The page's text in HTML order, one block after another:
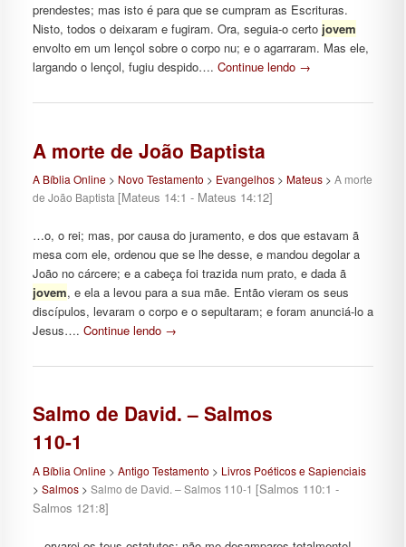
prendestes; mas isto é para que se cumpram as Escrituras.
Nisto, todos o deixaram e fugiram. Ora, seguia-o certo jovem
envolto em um lençol sobre o corpo nu; e o agarraram. Mas ele,
largando o lençol, fugiu despido…. Continue lendo →
A morte de João Baptista
A Bíblia Online> Novo Testamento > Evangelhos> Mateus> A morte
de João Baptista [Mateus 14:1 - Mateus 14:12]
…o, o rei; mas, por causa do juramento, e dos que estavam ã
mesa com ele, ordenou que se lhe desse, e mandou degolar a
João no cárcere; e a cabeça foi trazida num prato, e dada ã
jovem, e ela a levou para a sua mãe. Então vieram os seus
discípulos, levaram o corpo e o sepultaram; e foram anunciá-lo a
Jesus…. Continue lendo →
Salmo de David. – Salmos
110-1
A Bíblia Online> Antigo Testamento > Livros Poéticos e Sapienciais
> Salmos> Salmo de David. – Salmos 110-1 [Salmos 110:1 -
Salmos 121:8]